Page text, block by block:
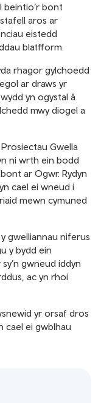
beintio’r bont
aros ar
eistedd
blatfform.
rhagor gylchoedd
ar draws yr
yn ogystal â
mwy diogel a
Gwella
ni wrth ein bodd
ar Ogwr. Rydyn
cael ei wneud i
mewn cymuned
gwelliannau niferus
y bydd ein
gwneud iddyn
ac yn rhoi
yr orsaf dros
cael ei gwblhau